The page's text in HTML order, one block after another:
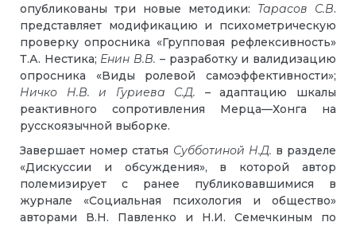
опубликованы три новые методики: Тарасов С.В.
представляет модификацию и психометрическую
проверку опросника «Групповая рефлексивность»
Т.А. Нестика; Енин В.В. – разработку и валидизацию
опросника «Виды ролевой самоэффективности»;
Ничко Н.В. и Гуриева С.Д. – адаптацию шкалы
реактивного сопротивления Мерца—Хонга на
русскоязычной выборке.
Завершает номер статья Субботиной Н.Д. в разделе
«Дискуссии и обсуждения», в которой автор
полемизирует с ранее публиковавшимися в
журнале «Социальная психология и общество»
авторами В.Н. Павленко и Н.И. Семечкиным по